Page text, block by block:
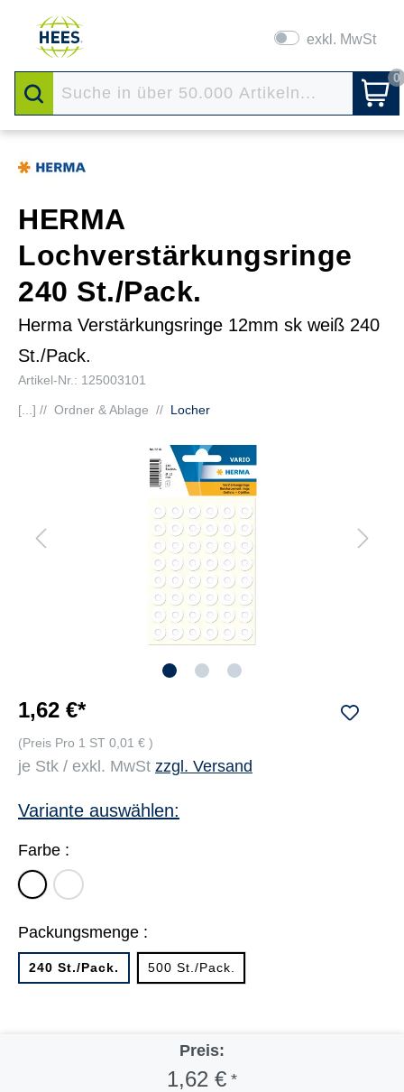
exkl. MwSt
0
HERMA
Lochverstärkungsringe
240 St./Pack.
Herma Verstärkungsringe 12mm sk weiß 240
St./Pack.
Artikel-Nr.: 125003101
[...] // Ordner & Ablage // Locher
1,62 €*
(Preis Pro 1 ST 0,01 € )
je Stk / exkl. MwSt zzgl. Versand
Variante auswählen:
Farbe :
weiß transparent
Packungsmenge :
240 St./Pack. 500 St./Pack.
Preis:
1,62 € *